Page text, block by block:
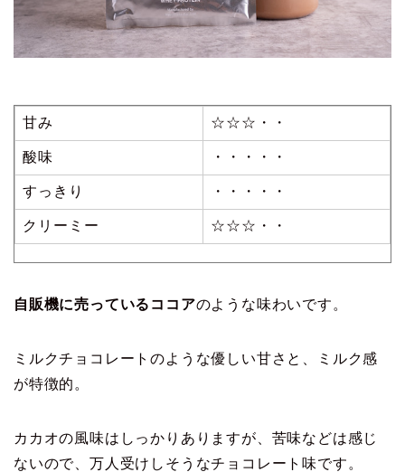
甘み ☆☆☆・・
酸味 ・・・・・
すっきり ・・・・・
クリーミー ☆☆☆・・
自販機に売っているココアのような味わいです。
ミルクチョコレートのような優しい甘さと、ミルク感
が特徴的。
カカオの風味はしっかりありますが、苦味などは感じ
ないので、万人受けしそうなチョコレート味です。